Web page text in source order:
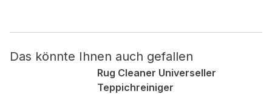
Das könnte Ihnen auch gefallen
Rug Cleaner Universeller
Teppichreiniger
Nicht kategorisiert.
Andere nicht kategorisierte Cookies sind solche, die
analysiert werden und noch keiner Kategorie zugeordnet